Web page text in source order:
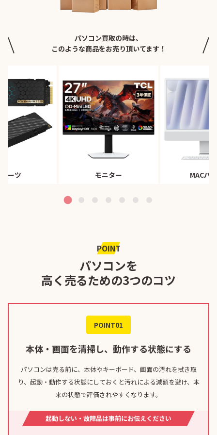
パソコン買取の時は、
このような商品をお売り頂いてます！
ーツ モニター MACパ
POINT
パソコンを
高く売るための3つのコツ
POINT01
本体・画面を清掃し、動作する状態にする
パソコンは売る前に、本体やキーボード、画面の汚れを拭き取
り、起動・動作する状態にしておくと汚れによる減額を避け、本
来の状態で評価されやすくなります。
起動しない・故障品は事前にお伝えください